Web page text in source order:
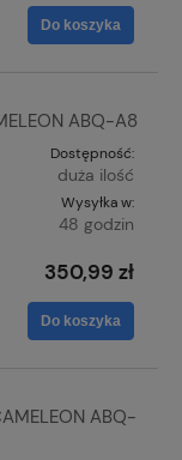
Do koszyka
ABQ-A8
Dostępność:
duża ilość
Wysyłka w:
48 godzin
350,99 zł
Do koszyka
ABQ-